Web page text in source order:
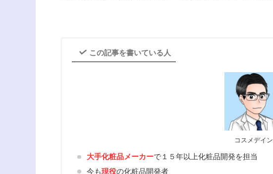
この記事を書いている人
コスメデイン
大手化粧品メーカーで１５年以上化粧品開発を担当
今も現役の化粧品開発者